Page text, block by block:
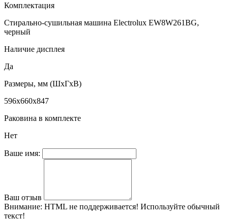
Комплектация
Стирально-сушильная машина Electrolux EW8W261BG,
черный
Наличие дисплея
Да
Размеры, мм (ШхГхВ)
596х660х847
Раковина в комплекте
Нет
Ваше имя:
Ваш отзыв
Внимание: HTML не поддерживается! Используйте обычный
текст!